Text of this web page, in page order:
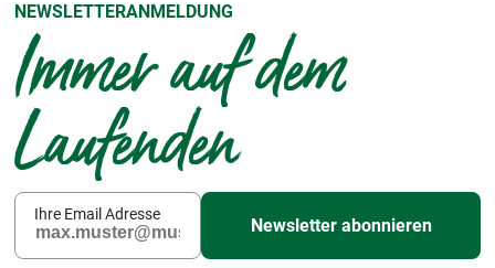
NEWSLETTERANMELDUNG
Immer auf dem
Laufenden
Ihre Email Adresse
Newsletter abonnieren